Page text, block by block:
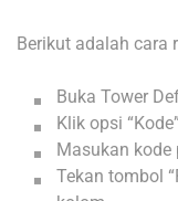
Berikut adalah cara
Buka Tower
Klik opsi
Masukan kode
Tekan tombol